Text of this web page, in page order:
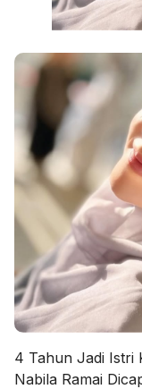
4 Tahun Jadi Istri
Nabila Ramai